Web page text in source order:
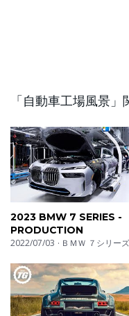
This Is The NEW
ORDERED One!
FIRST DRIVE! Aston
Manual Hypercar!
The Best Garage In
Caves https://
「自動車工場風景」
2023 BMW 7 SERIES -
PRODUCTION
2022/07/03 ＢＭＷ ７シリーズ